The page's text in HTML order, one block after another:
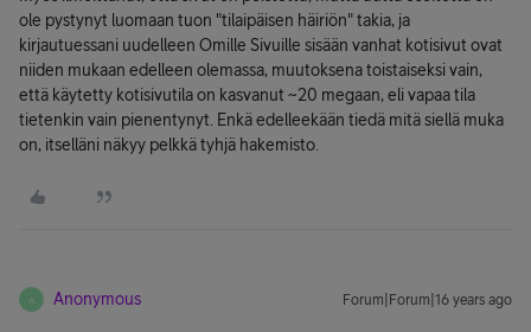
ole pystynyt luomaan tuon "tilaipäisen häiriön" takia, ja
kirjautuessani uudelleen Omille Sivuille sisään vanhat kotisivut ovat
niiden mukaan edelleen olemassa, muutoksena toistaiseksi vain,
että käytetty kotisivutila on kasvanut ~20 megaan, eli vapaa tila
tietenkin vain pienentynyt. Enkä edelleekään tiedä mitä siellä muka
on, itselläni näkyy pelkkä tyhjä hakemisto.
A Anonymous Forum|Forum|16 years ago